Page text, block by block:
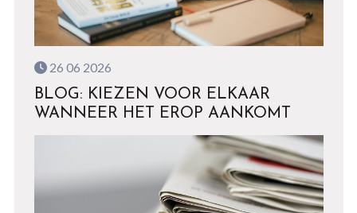
26 06 2026
BLOG: KIEZEN VOOR ELKAAR
WANNEER HET EROP AANKOMT